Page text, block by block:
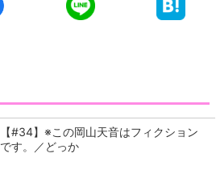
【#34】※この岡山天音はフィクション
です。／どっか